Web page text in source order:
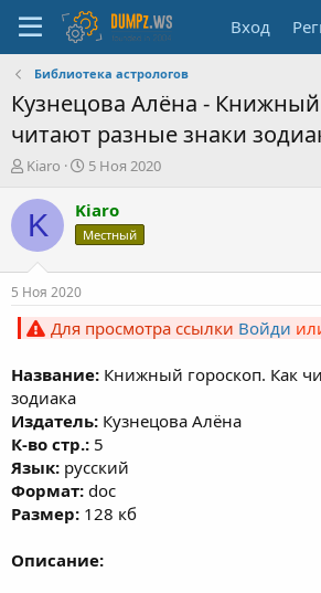
Вход
Библиотека астрологов
Кузнецова Алёна - Книжный
читают разные знаки
А
т
о
р
е
м
ы
Kiaro
Д
т
а
н
л
а
5 Ноя 2020
K Kiaro
Местный
5 Ноя 2020
Для просмотра ссылки Войди
Название: Книжный гороскоп. Как
зодиака
Издатель: Кузнецова Алёна
К-во стр.: 5
Язык: русский
Формат: doc
Размер: 128 кб
Описание: